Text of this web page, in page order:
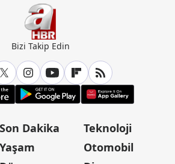
Bizi Takip Edin
Son Dakika
Yaşam
Teknoloji
Otomobil